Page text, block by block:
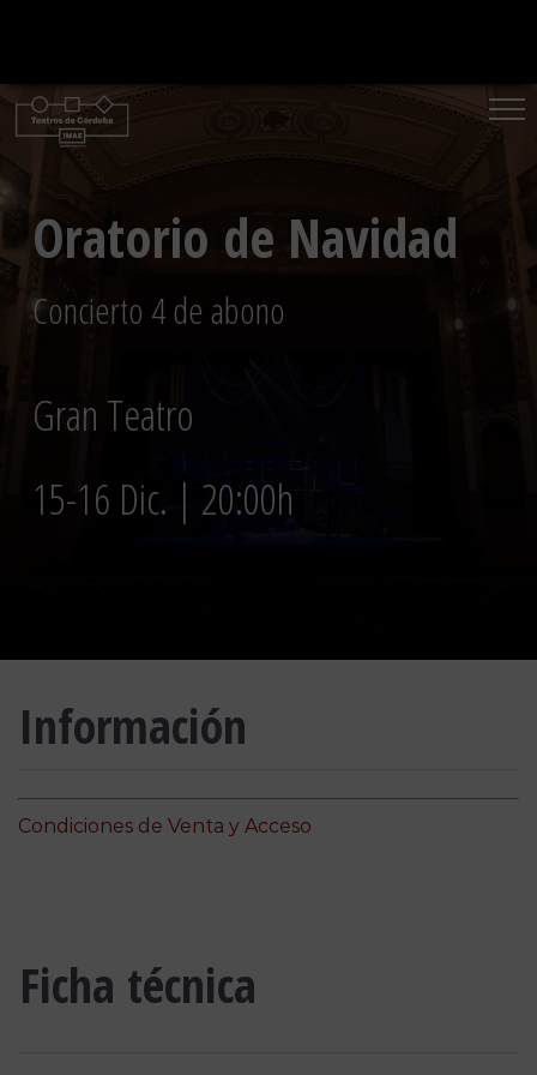
contenido
Oratorio de Navidad
Concierto 4 de abono
Gran Teatro
15-16 Dic. | 20:00h
Información
Condiciones de Venta y Acceso
Ficha técnica